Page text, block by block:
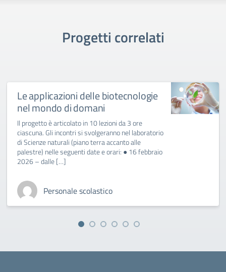
Progetti correlati
Le applicazioni delle biotecnologie
nel mondo di domani
Il progetto è articolato in 10 lezioni da 3 ore
ciascuna. Gli incontri si svolgeranno nel laboratorio
di Scienze naturali (piano terra accanto alle
palestre) nelle seguenti date e orari: ● 16 febbraio
2026 – dalle […]
Personale scolastico